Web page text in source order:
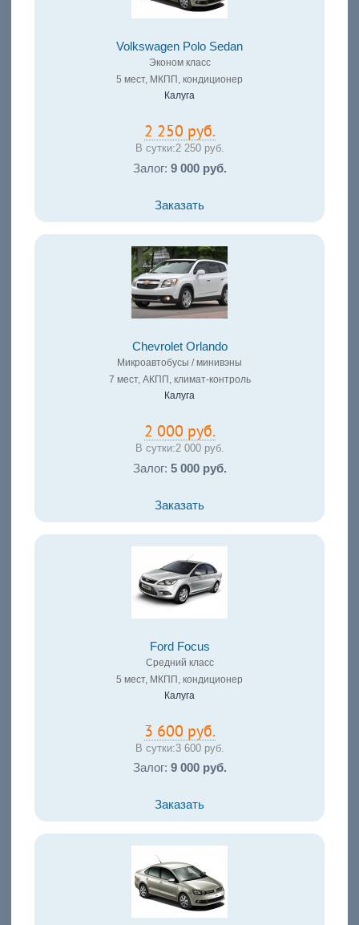
Volkswagen Polo Sedan
Эконом класс
5 мест, МКПП, кондиционер
Калуга
2 250 руб.
В сутки:2 250 руб.
Залог: 9 000 руб.
Заказать
Chevrolet Orlando
Микроавтобусы / минивэны
7 мест, АКПП, климат-контроль
Калуга
2 000 руб.
В сутки:2 000 руб.
Залог: 5 000 руб.
Заказать
Ford Focus
Средний класс
5 мест, МКПП, кондиционер
Калуга
3 600 руб.
В сутки:3 600 руб.
Залог: 9 000 руб.
Заказать